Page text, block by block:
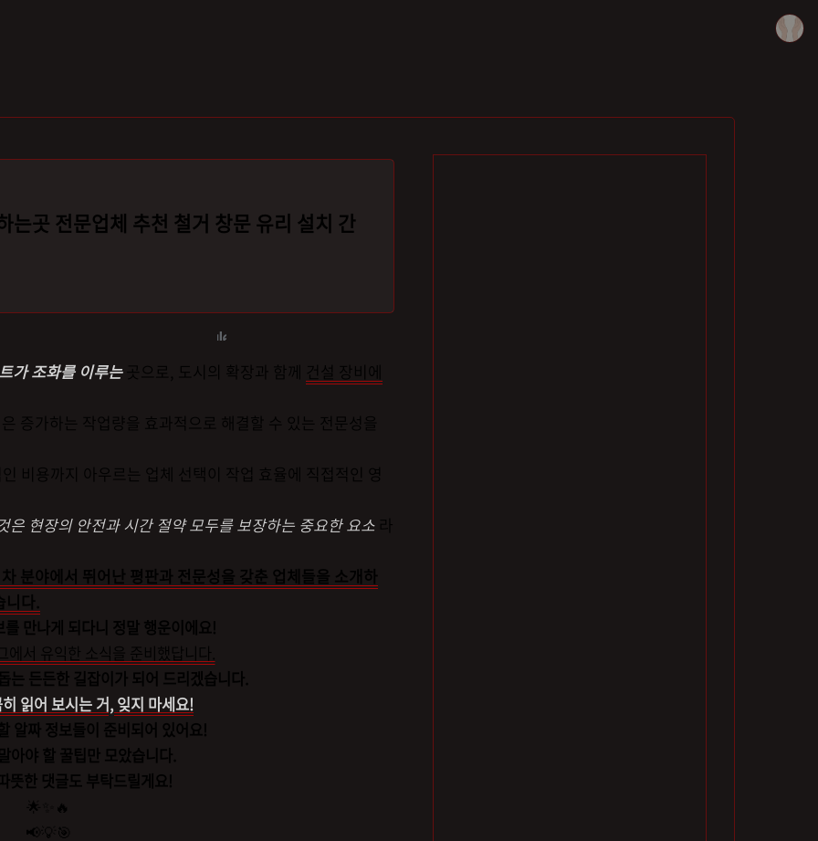
는곳 전문업체 추천 철거 창문 유리 설치 간
가 조화를 이루는 곳으로, 도시의 확장과 함께 건설 장비에
증가하는 작업량을 효과적으로 해결할 수 있는 전문성을
비용까지 아우르는 업체 선택이 작업 효율에 직접적인 영
은 현장의 안전과 시간 절약 모두를 보장하는 중요한 요소 라
분야에서 뛰어난 평판과 전문성을 갖춘 업체들을 소개하
니다.
만나게 되다니 정말 행운이에요!
에서 유익한 소식을 준비했답니다.
는 든든한 길잡이가 되어 드리겠습니다.
읽어 보시는 거, 잊지 마세요!
알짜 정보들이 준비되어 있어요!
아야 할 꿀팁만 모았습니다.
뜻한 댓글도 부탁드릴게요!
🌟✨🔥
📢💡🎯